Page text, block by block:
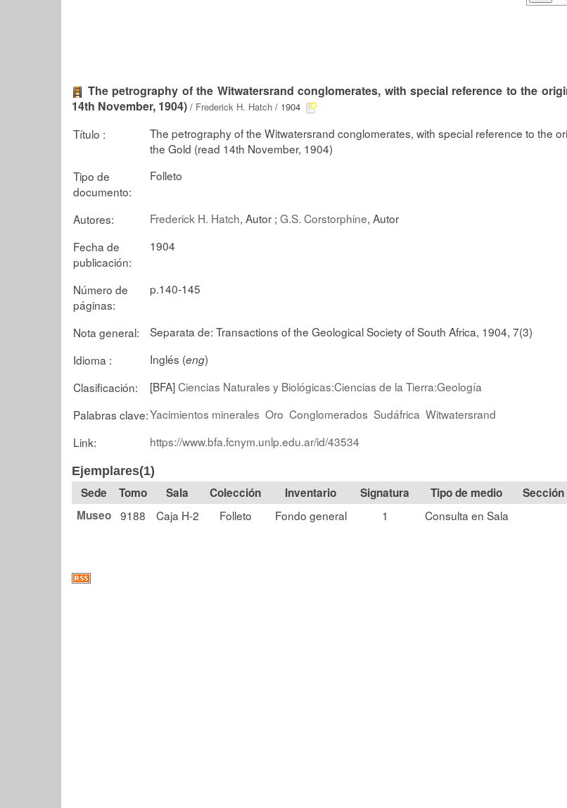
The petrography of the Witwatersrand conglomerates, with special reference to the
14th November, 1904) / Frederick H. Hatch / 1904
Título :
The petrography of the Witwatersrand conglomerates, with special reference to the
the Gold (read 14th November, 1904)
Tipo de
documento:
Folleto
Autores: Frederick H. Hatch, Autor ; G.S. Corstorphine, Autor
Fecha de
publicación:
1904
Número de
páginas:
p.140-145
Nota general:
Separata de: Transactions of the Geological Society of South Africa, 1904, 7(3)
Idioma :
Inglés (eng)
Clasificación:
[BFA]Ciencias Naturales y Biológicas:Ciencias de la Tierra:Geología
Palabras clave:Yacimientos minerales Oro Conglomerados Sudáfrica Witwatersrand
Link:
https://www.bfa.fcnym.unlp.edu.ar/id/43534
Ejemplares(1)
Tomo Sala Colección Signatura Tipo de medio Sección
Museo 9188 Caja H-2 Folleto Fondo general 1 Consulta en Sala